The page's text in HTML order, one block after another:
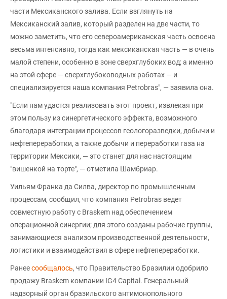
части Мексиканского залива. Если взглянуть на
Мексиканский залив, который разделен на две части, то
можно заметить, что его североамериканская часть освоена
весьма интенсивно, тогда как мексиканская часть — в очень
малой степени, особенно в зоне сверхглубоких вод; а именно
на этой сфере — сверхглубоководных работах — и
специализируется наша компания Petrobras", — заявила она.
"Если нам удастся реализовать этот проект, извлекая при
этом пользу из синергетического эффекта, возможного
благодаря интеграции процессов геологоразведки, добычи и
нефтепереработки, а также добычи и переработки газа на
территории Мексики, — это станет для нас настоящим
"вишенкой на торте", — отметила Шамбриар.
Уильям Франка да Силва, директор по промышленным
процессам, сообщил, что компания Petrobras ведет
совместную работу с Braskem над обеспечением
операционной синергии; для этого созданы рабочие группы,
занимающиеся анализом производственной деятельности,
логистики и взаимодействия в сфере нефтепереработки.
Ранеесообщалось, что Правительство Бразилии одобрило
продажу Braskem компании IG4 Capital. Генеральный
надзорный орган бразильского антимонопольного